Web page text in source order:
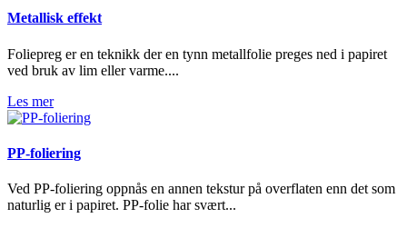
Metallisk effekt
Foliepreg er en teknikk der en tynn metallfolie preges ned i papiret
ved bruk av lim eller varme....
Les mer
PP-foliering
Ved PP-foliering oppnås en annen tekstur på overflaten enn det som
naturlig er i papiret. PP-folie har svært...